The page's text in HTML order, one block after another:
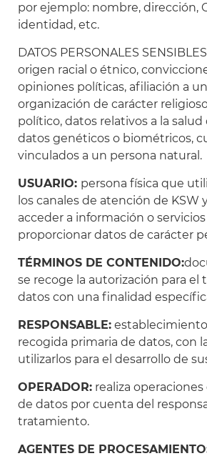
por ejemplo: nombre, dirección,
identidad, etc.
DATOS PERSONALES
origen racial o étnico,
opiniones políticas, afiliación a
organización de carácter
político, datos relativos a la salud
datos genéticos o biométricos,
vinculados a un persona natural.
USUARIO: persona física que
los canales de atención de KSW
acceder a información o
proporcionar datos de carácter
TÉRMINOS DE CONTENIDO:
se recoge la autorización para
datos con una finalidad
RESPONSABLE:
recogida primaria de datos, con
utilizarlos para el desarrollo de
OPERADOR: realiza
de datos por cuenta del
tratamiento.
AGENTES DE